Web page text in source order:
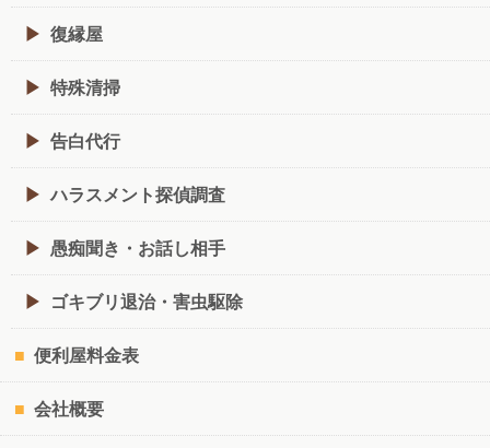
復縁屋
特殊清掃
告白代行
ハラスメント探偵調査
愚痴聞き・お話し相手
ゴキブリ退治・害虫駆除
便利屋料金表
会社概要